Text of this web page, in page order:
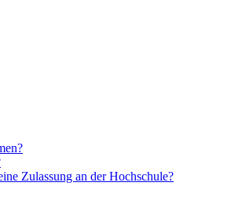
Zulassung an der Hochschule?